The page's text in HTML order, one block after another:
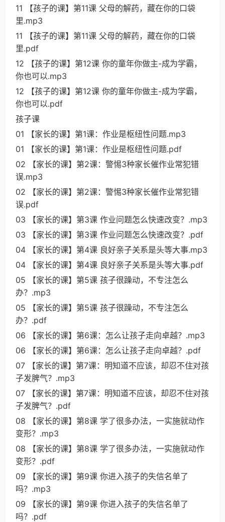
11 【孩子的课】第11课 父母的解药，藏在你的口袋
里.mp3
11 【孩子的课】第11课 父母的解药，藏在你的口袋
里.pdf
12 【孩子的课】第12课 你的童年你做主-成为学霸，
你也可以.mp3
12 【孩子的课】第12课 你的童年你做主-成为学霸，
你也可以.pdf
孩子课
01 【家长的课】第1课：作业是枢纽性问题.mp3
01 【家长的课】第1课：作业是枢纽性问题.pdf
02 【家长的课】第2课：警惕3种家长催作业常犯错
误.mp3
02 【家长的课】第2课：警惕3种家长催作业常犯错
误.pdf
03 【家长的课】第3课 作业问题怎么快速改变？.mp3
03 【家长的课】第3课 作业问题怎么快速改变？.pdf
04 【家长的课】第4课 良好亲子关系是头等大事.mp3
04 【家长的课】第4课 良好亲子关系是头等大事.pdf
05 【家长的课】第5课 孩子很躁动，不专注怎么
办？.mp3
05 【家长的课】第5课 孩子很躁动，不专注怎么
办？.pdf
06 【家长的课】第6课：怎么让孩子走向卓越？.mp3
06 【家长的课】第6课：怎么让孩子走向卓越？.pdf
07 【家长的课】第7课：明知道不应该，却忍不住对孩
子发脾气？.mp3
07 【家长的课】第7课：明知道不应该，却忍不住对孩
子发脾气？.pdf
08 【家长的课】第8课 学了很多办法，一实施就动作
变形？.mp3
08 【家长的课】第8课 学了很多办法，一实施就动作
变形？.pdf
09 【家长的课】第9课 你进入孩子的失信名单了
吗？.mp3
09 【家长的课】第9课 你进入孩子的失信名单了
吗？.pdf